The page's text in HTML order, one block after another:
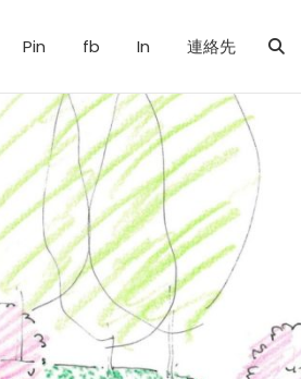
Pin fb In 連絡先